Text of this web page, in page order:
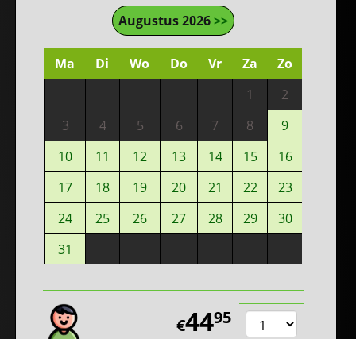
Augustus 2026>>
Ma Di Wo Do Vr Za
Zo
1
2
3
4 5 6 7 8
9
10
11 12 13 14 15
16
17
18 19 20 21 22
23
24
25 26 27 28 29
30
31
€4495